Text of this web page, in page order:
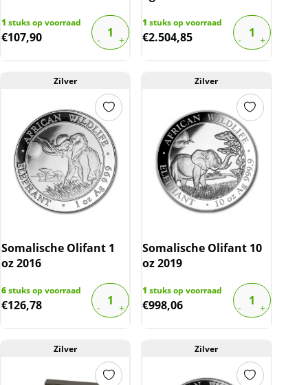
1 stuks op voorraad
€107,90
1 stuks op voorraad
€2.504,85
Zilver
Somalische Olifant 1
oz 2016
6stuks op voorraad
€126,78
Zilver
Somalische Olifant 10
oz 2019
1 stuks op voorraad
€998,06
Zilver Zilver